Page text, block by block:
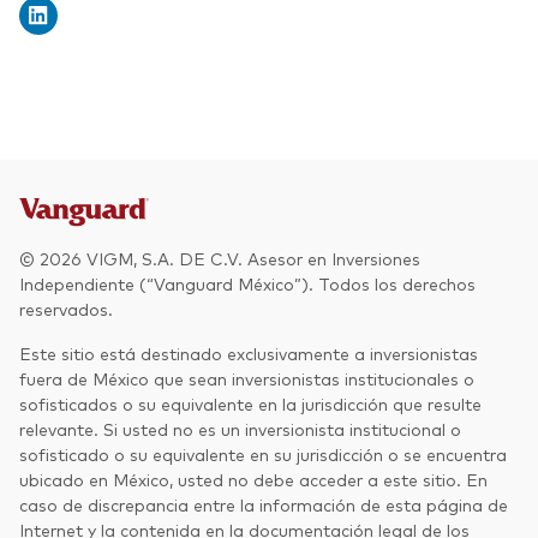
© 2026 VIGM, S.A. DE C.V. Asesor en Inversiones
Independiente (“Vanguard México”). Todos los derechos
reservados.
Este sitio está destinado exclusivamente a inversionistas
fuera de México que sean inversionistas institucionales o
sofisticados o su equivalente en la jurisdicción que resulte
relevante. Si usted no es un inversionista institucional o
sofisticado o su equivalente en su jurisdicción o se encuentra
ubicado en México, usted no debe acceder a este sitio. En
caso de discrepancia entre la información de esta página de
Internet y la contenida en la documentación legal de los